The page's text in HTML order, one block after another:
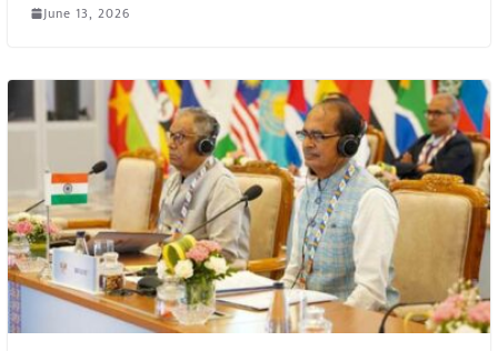
June 13, 2026